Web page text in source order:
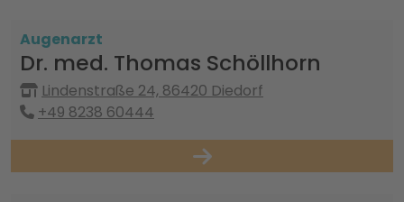
Augenarzt
Dr. med. Thomas Schöllhorn
Lindenstraße 24, 86420 Diedorf
+49 8238 60444